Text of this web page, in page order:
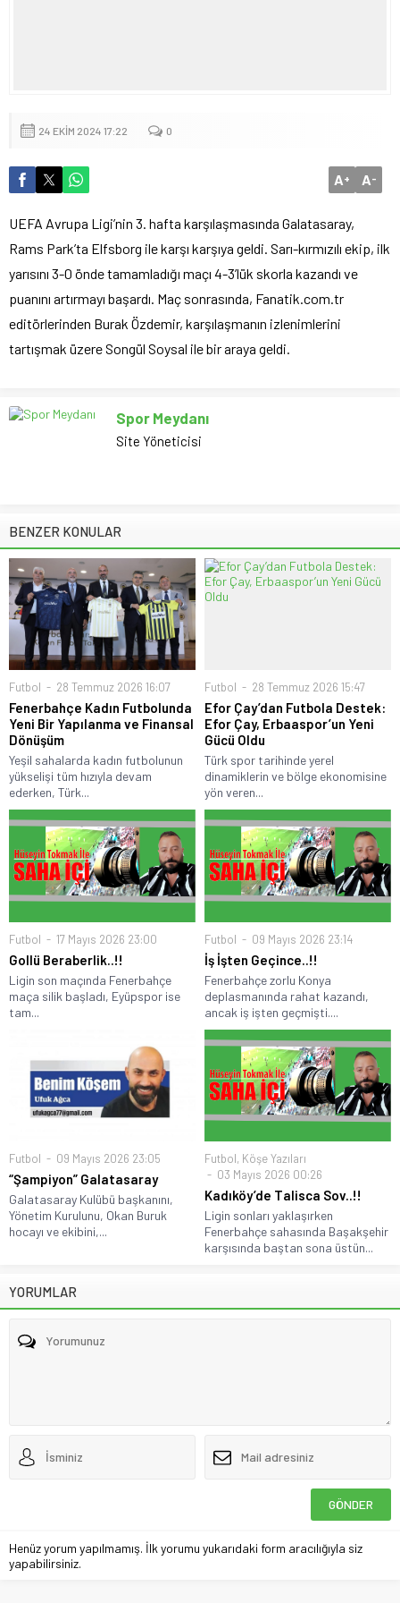
24 EKIM 2024 17:22 0
A+ A-
UEFA Avrupa Ligi’nin 3. hafta karşılaşmasında Galatasaray,
Rams Park’ta Elfsborg ile karşı karşıya geldi. Sarı-kırmızılı ekip, ilk
yarısını 3-0 önde tamamladığı maçı 4-3’lük skorla kazandı ve
puanını artırmayı başardı. Maç sonrasında, Fanatik.com.tr
editörlerinden Burak Özdemir, karşılaşmanın izlenimlerini
tartışmak üzere Songül Soysal ile bir araya geldi.
Spor Meydanı
Site Yöneticisi
BENZER KONULAR
Futbol 28 Temmuz 2026 16:07
Fenerbahçe Kadın Futbolunda
Yeni Bir Yapılanma ve Finansal
Dönüşüm
Yeşil sahalarda kadın futbolunun
yükselişi tüm hızıyla devam
ederken, Türk...
Futbol 28 Temmuz 2026 15:47
Efor Çay’dan Futbola Destek:
Efor Çay, Erbaaspor’un Yeni
Gücü Oldu
Türk spor tarihinde yerel
dinamiklerin ve bölge ekonomisine
yön veren...
Futbol 17 Mayıs 2026 23:00
Gollü Beraberlik..!!
Ligin son maçında Fenerbahçe
maça silik başladı, Eyüpspor ise
tam...
Futbol 09 Mayıs 2026 23:14
İş İşten Geçince..!!
Fenerbahçe zorlu Konya
deplasmanında rahat kazandı,
ancak iş işten geçmişti....
Futbol 09 Mayıs 2026 23:05
“Şampiyon” Galatasaray
Galatasaray Kulübü başkanını,
Yönetim Kurulunu, Okan Buruk
hocayı ve ekibini,...
Futbol, Köşe Yazıları
03 Mayıs 2026 00:26
Kadıköy’de Talisca Sov..!!
Ligin sonları yaklaşırken
Fenerbahçe sahasında Başakşehir
karşısında baştan sona üstün...
YORUMLAR
Henüz yorum yapılmamış. İlk yorumu yukarıdaki form aracılığıyla siz
yapabilirsiniz.